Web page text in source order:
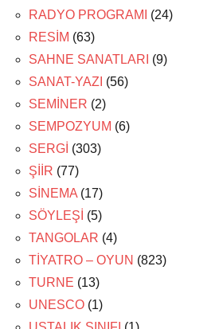
RADYO PROGRAMI
(24)
RESİM (63)
SAHNE SANATLARI (9)
SANAT-YAZI (56)
SEMİNER (2)
SEMPOZYUM (6)
SERGİ (303)
ŞİİR (77)
SİNEMA (17)
SÖYLEŞİ (5)
TANGOLAR (4)
TİYATRO – OYUN (823)
TURNE (13)
UNESCO (1)